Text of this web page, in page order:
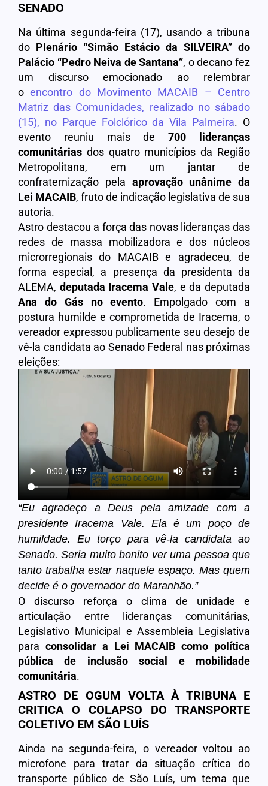
SENADO
Na última segunda-feira (17), usando a tribuna
do Plenário “Simão Estácio da SILVEIRA” do
Palácio “Pedro Neiva de Santana”, o decano fez
um discurso emocionado ao relembrar
oencontro do Movimento MACAIB – Centro
Matriz das Comunidades, realizado no sábado
(15), no Parque Folclórico da Vila Palmeira. O
evento reuniu mais de700 lideranças
comunitárias dos quatro municípios da Região
Metropolitana, em um jantar de
confraternização pela aprovação unânime da
Lei MACAIB, fruto de indicação legislativa de sua
autoria.
Astro destacou a força das novas lideranças das
redes de massa mobilizadora e dos núcleos
microrregionais do MACAIB e agradeceu, de
forma especial, a presença da presidenta da
ALEMA, deputada Iracema Vale, e da deputada
Ana do Gás no evento. Empolgado com a
postura humilde e comprometida de Iracema, o
vereador expressou publicamente seu desejo de
vê-la candidata ao Senado Federal nas próximas
eleições:
“Eu agradeço a Deus pela amizade com a
presidente Iracema Vale. Ela é um poço de
humildade. Eu torço para vê-la candidata ao
Senado. Seria muito bonito ver uma pessoa que
tanto trabalha estar naquele espaço. Mas quem
decide é o governador do Maranhão.”
O discurso reforça o clima de unidade e
articulação entre lideranças comunitárias,
Legislativo Municipal e Assembleia Legislativa
para consolidar a Lei MACAIB como política
pública de inclusão social e mobilidade
comunitária.
ASTRO DE OGUM VOLTA À TRIBUNA E
CRITICA O COLAPSO DO TRANSPORTE
COLETIVO EM SÃO LUÍS
Ainda na segunda-feira, o vereador voltou ao
microfone para tratar da situação crítica do
transporte público de São Luís, um tema que